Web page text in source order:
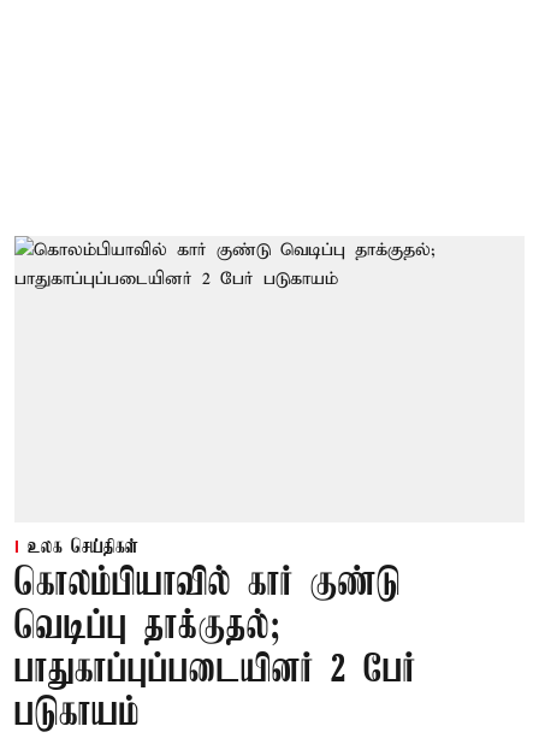
உலக செய்திகள்
கொலம்பியாவில் கார் குண்டு
வெடிப்பு தாக்குதல்;
பாதுகாப்புப்படையினர் 2 பேர்
படுகாயம்